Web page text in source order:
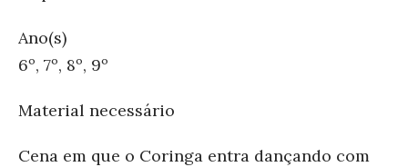
Ano(s)
6º, 7º, 8º, 9º
Material necessário
Cena em que o Coringa entra dançando com